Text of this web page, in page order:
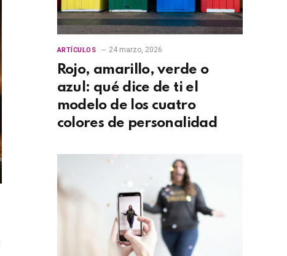
ARTÍCULOS 24 marzo, 2026
Rojo, amarillo, verde o
azul: qué dice de ti el
modelo de los cuatro
colores de personalidad